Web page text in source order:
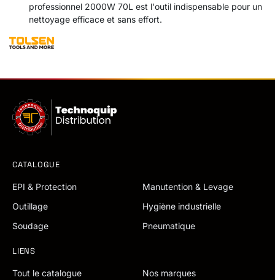
professionnel 2000W 70L est l'outil indispensable pour un
nettoyage efficace et sans effort.
CATALOGUE
EPI & Protection
Manutention & Levage
Outillage
Hygiène industrielle
Soudage
Pneumatique
LIENS
Tout le catalogue
Nos marques